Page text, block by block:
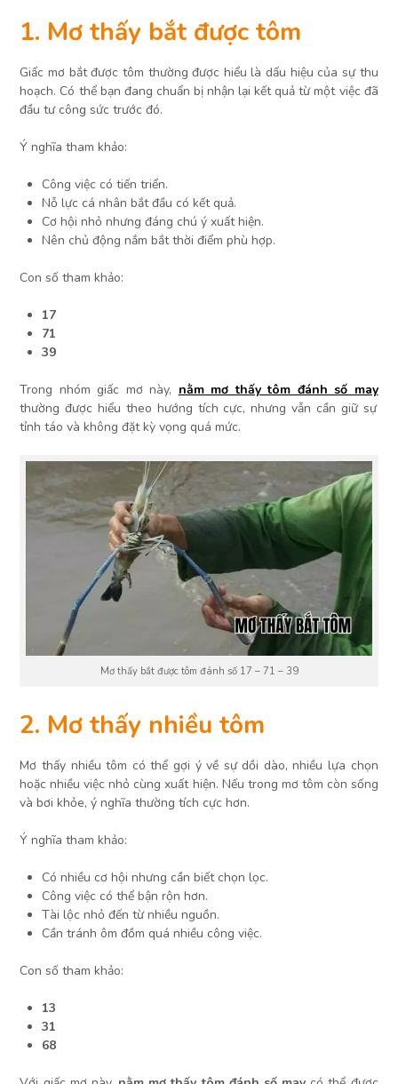
1. Mơ thấy bắt được tôm
Giấc mơ bắt được tôm thường được hiểu là dấu hiệu của sự thu
hoạch. Có thể bạn đang chuẩn bị nhận lại kết quả từ một việc đã
đầu tư công sức trước đó.
Ý nghĩa tham khảo:
Công việc có tiến triển.
Nỗ lực cá nhân bắt đầu có kết quả.
Cơ hội nhỏ nhưng đáng chú ý xuất hiện.
Nên chủ động nắm bắt thời điểm phù hợp.
Con số tham khảo:
17
71
39
Trong nhóm giấc mơ này, nằm mơ thấy tôm đánh số may
thường được hiểu theo hướng tích cực, nhưng vẫn cần giữ sự
tỉnh táo và không đặt kỳ vọng quá mức.
Mơ thấy bắt được tôm đánh số 17 – 71 – 39
2. Mơ thấy nhiều tôm
Mơ thấy nhiều tôm có thể gợi ý về sự dồi dào, nhiều lựa chọn
hoặc nhiều việc nhỏ cùng xuất hiện. Nếu trong mơ tôm còn sống
và bơi khỏe, ý nghĩa thường tích cực hơn.
Ý nghĩa tham khảo:
Có nhiều cơ hội nhưng cần biết chọn lọc.
Công việc có thể bận rộn hơn.
Tài lộc nhỏ đến từ nhiều nguồn.
Cần tránh ôm đồm quá nhiều công việc.
Con số tham khảo:
13
31
68